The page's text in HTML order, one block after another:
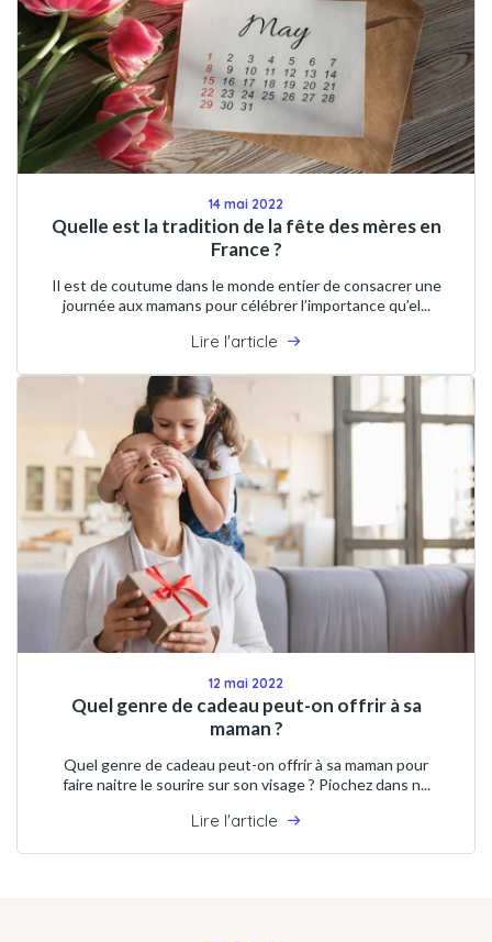
14 mai 2022
Quelle est la tradition de la fête des mères en
France ?
Il est de coutume dans le monde entier de consacrer une
journée aux mamans pour célébrer l’importance qu’el...
Lire l'article
12 mai 2022
Quel genre de cadeau peut-on offrir à sa
maman ?
Quel genre de cadeau peut-on offrir à sa maman pour
faire naitre le sourire sur son visage ? Piochez dans n...
Lire l'article